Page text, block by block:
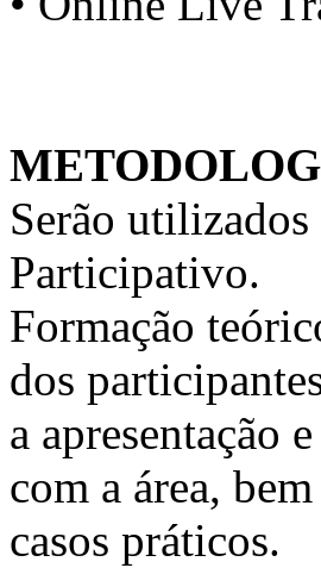
Serão
Participativo.
Formação
dos
a apresentação
com a área,
casos práticos.